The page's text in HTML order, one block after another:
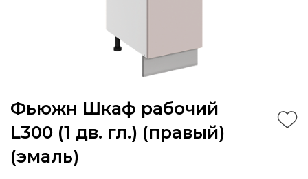
Фьюжн Шкаф рабочий
L300 (1 дв. гл.) (правый)
(эмаль)